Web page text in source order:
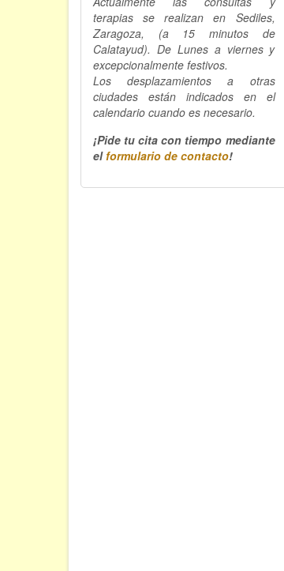
terapias se realizan en Sediles,
Zaragoza, (a 15 minutos de
Calatayud). De Lunes a viernes y
excepcionalmente festivos.
Los desplazamientos a otras
ciudades están indicados en el
calendario cuando es necesario.
¡Pide tu cita con tiempo mediante
elformulario de contacto!